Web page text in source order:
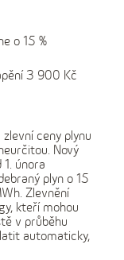
o 15 %
3 900 Kč
ceny plynu
Nový
února
plyn o 15
Zlevnění
kteří mohou
v průběhu
automaticky,